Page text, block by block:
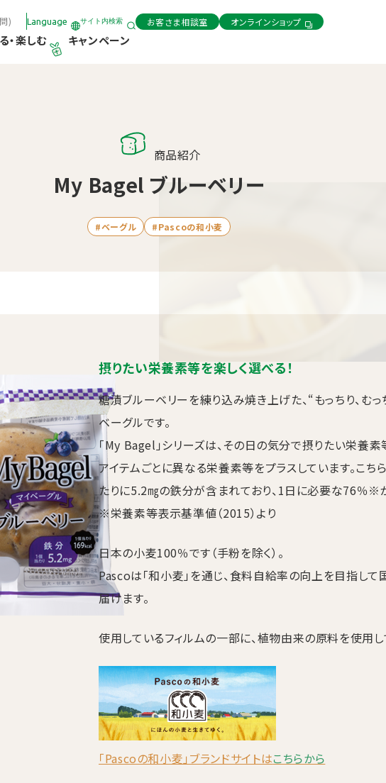
・楽しむ キャンペーン
サイト内検索
Language
) お客さま相談室 オンラインショップ
商品紹介
My Bagel ブルーベリー
#ベーグル #Pascoの和小麦
摂りたい栄養素等を楽しく選べる！
糖漬ブルーベリーを練り込み焼き上げた、“もっちり、む
ベーグルです。
「My Bagel」シリーズは、その日の気分で摂りたい栄養素
アイテムごとに異なる栄養素等をプラスしています。こち
たりに5.2㎎の鉄分が含まれており、1日に必要な76％※
※栄養素等表示基準値（2015）より
日本の小麦100％です（手粉を除く）。
Pascoは「和小麦」を通じ、食料自給率の向上を目指し
届けます。
使用しているフィルムの一部に、植物由来の原料を使用し
「Pascoの和小麦」ブランドサイトはこちらから